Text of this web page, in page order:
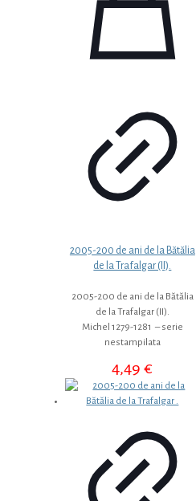
2005-200 de ani de la Bătălia
de la Trafalgar (II).
2005-200 de ani de la Bătălia
de la Trafalgar (II).
Michel 1279-1281 – serie
nestampilata
4,49€